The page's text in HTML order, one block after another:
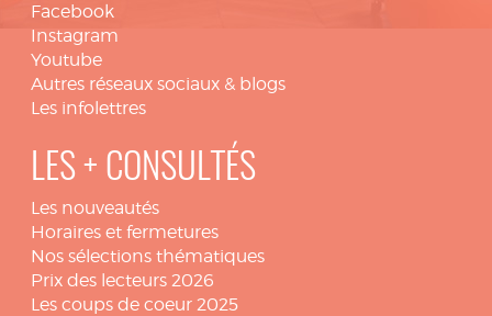
Facebook
Instagram
Youtube
Autres réseaux sociaux & blogs
Les infolettres
LES + CONSULTÉS
Les nouveautés
Horaires et fermetures
Nos sélections thématiques
Prix des lecteurs 2026
Les coups de coeur 2025